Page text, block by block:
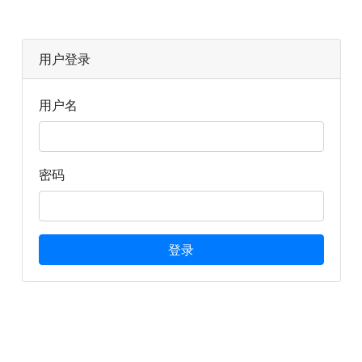
用户登录
用户名
密码
登录